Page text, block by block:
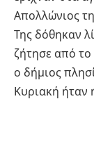
Απολλώνιος
Της δόθηκαν
ζήτησε από
ο δήμιος
Κυριακή ήταν